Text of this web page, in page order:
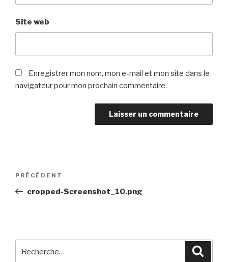
Site web
Enregistrer mon nom, mon e-mail et mon site dans le
navigateur pour mon prochain commentaire.
Navigation
l’article
Article
précédent
PRÉCÉDENT
cropped-Screenshot_10.png